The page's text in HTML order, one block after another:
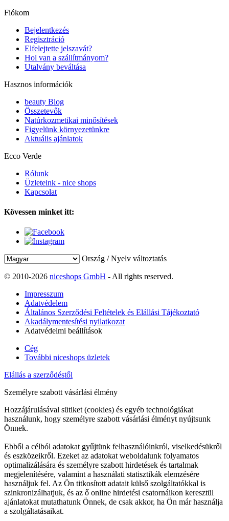
Fiókom
Bejelentkezés
Regisztráció
Elfelejtette jelszavát?
Hol van a szállítmányom?
Utalvány beváltása
Hasznos információk
beauty Blog
Összetevők
Natúrkozmetikai minősítések
Figyelünk környezetünkre
Aktuális ajánlatok
Ecco Verde
Rólunk
Üzleteink - nice shops
Kapcsolat
Kövessen minket itt:
Ország / Nyelv változtatás
© 2010-2026 niceshops GmbH - All rights reserved.
Impresszum
Adatvédelem
Általános Szerződési Feltételek és Elállási Tájékoztató
Akadálymentesítési nyilatkozat
Adatvédelmi beállítások
Cég
További niceshops üzletek
Elállás a szerződéstől
Személyre szabott vásárlási élmény
Hozzájárulásával sütiket (cookies) és egyéb technológiákat
használunk, hogy személyre szabott vásárlási élményt nyújtsunk
Önnek.
Ebből a célból adatokat gyűjtünk felhasználóinkról, viselkedésükről
és eszközeikről. Ezeket az adatokat weboldalunk folyamatos
optimalizálására és személyre szabott hirdetések és tartalmak
megjelenítésére, valamint a használati statisztikák elemzésére
használjuk fel. Az Ön titkosított adatait külső szolgáltatókkal is
szinkronizálhatjuk, és az ő online hirdetési csatornáikon keresztül
ajánlatokat mutathatunk Önnek, de csak akkor, ha Ön már használja
a szolgáltatásaikat.